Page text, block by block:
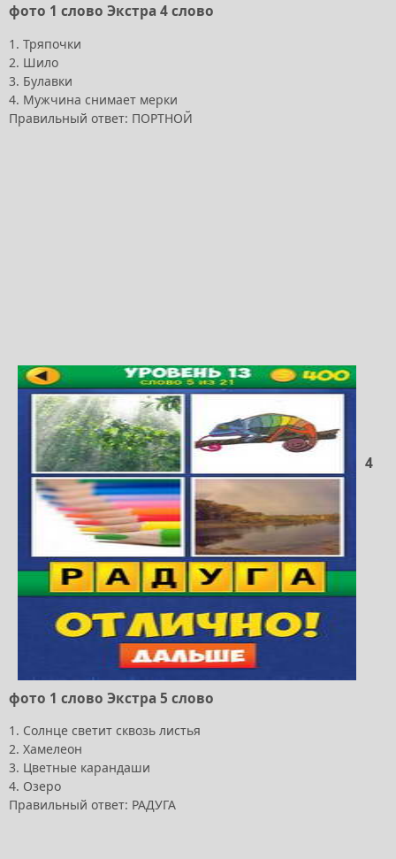
фото 1 слово Экстра 4 слово
1. Тряпочки
2. Шило
3. Булавки
4. Мужчина снимает мерки
Правильный ответ: ПОРТНОЙ
4
фото 1 слово Экстра 5 слово
1. Солнце светит сквозь листья
2. Хамелеон
3. Цветные карандаши
4. Озеро
Правильный ответ: РАДУГА